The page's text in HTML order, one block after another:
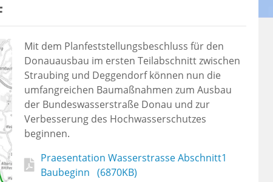
Mit dem Planfeststellungsbeschluss für den
Donauausbau im ersten Teilabschnitt zwischen
Straubing und Deggendorf können nun die
umfangreichen Baumaßnahmen zum Ausbau
der Bundeswasserstraße Donau und zur
Verbesserung des Hochwasserschutzes
beginnen.
Praesentation Wasserstrasse Abschnitt1
Baubeginn (6870KB)